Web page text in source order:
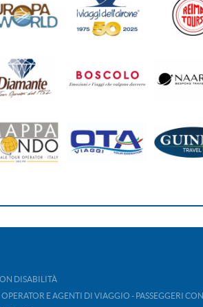
DISABILITÀ
E AGENTI DI VIAGGIO - PASSEGGERI CON